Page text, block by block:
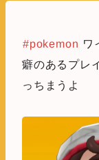
#pokemon ワ
癖のあるプレ
っちまうよ